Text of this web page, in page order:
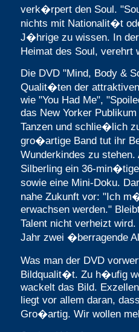
verk�rpert den Soul.
nichts mit Nationalit�t
J�hrige zu wissen. In
Heimat des Soul,
Die DVD "Mind, Body &
Qualit�ten der
wie "You Had Me",
das New Yorker
Tanzen und schlie�lich
gro�artige Band tut ihr
Wunderkindes zu
Silberling ein 36-
sowie eine Mini-Doku.
nahe Zukunft vor: "Ich
erwachsen werden."
Talent nicht verheizt
Jahr zwei �berragende
Was man der DVD
Bildqualit�t. Zu h�ufig
wackelt das Bild.
liegt vor allem daran,
Gro�artig. Wir wollen